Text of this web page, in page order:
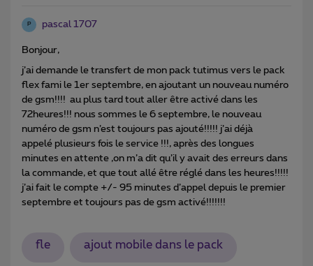
P pascal 1707
Bonjour,
j’ai demande le transfert de mon pack tutimus vers le pack
flex fami le 1er septembre, en ajoutant un nouveau numéro
de gsm!!!! au plus tard tout aller être activé dans les
72heures!!! nous sommes le 6 septembre, le nouveau
numéro de gsm n’est toujours pas ajouté!!!!! j’ai déjà
appelé plusieurs fois le service !!!, après des longues
minutes en attente ,on m’a dit qu’il y avait des erreurs dans
la commande, et que tout allé être réglé dans les heures!!!!!
j’ai fait le compte +/- 95 minutes d’appel depuis le premier
septembre et toujours pas de gsm activé!!!!!!!
fle ajout mobile dans le pack